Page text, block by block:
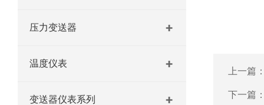
压力变送器
温度仪表
变送器仪表系列
上一篇
下一篇